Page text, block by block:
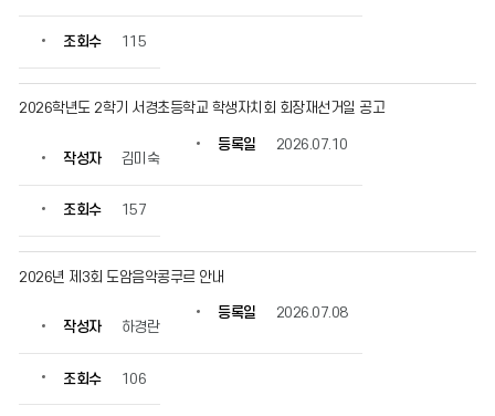
조회수 115
2026학년도 2학기 서경초등학교 학생자치회 회장재선거일 공고
작성자 김미숙
등록일 2026.07.10
조회수 157
2026년 제3회 도암음악콩쿠르 안내
작성자 하경란
등록일 2026.07.08
조회수 106